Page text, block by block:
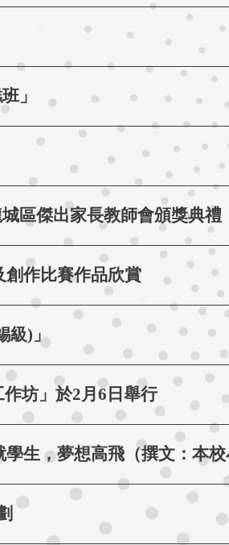
」
區傑出家長教師會頒獎典禮
創作比賽作品欣賞
級)」
坊」於2月6日舉行
生，夢想高飛（撰文：本